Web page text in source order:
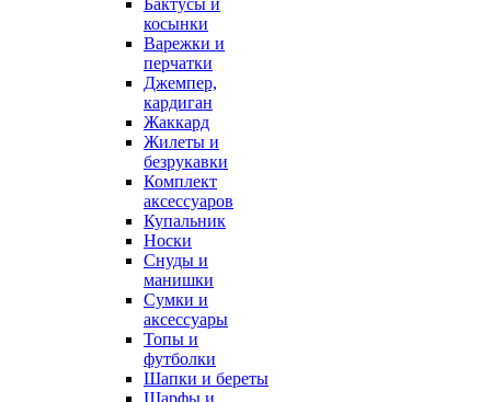
Бактусы и
косынки
Варежки и
перчатки
Джемпер,
кардиган
Жаккард
Жилеты и
безрукавки
Комплект
аксессуаров
Купальник
Носки
Снуды и
манишки
Сумки и
аксессуары
Топы и
футболки
Шапки и береты
Шарфы и